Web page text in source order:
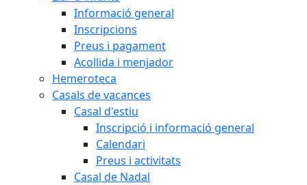
Informació general
Inscripcions
Preus i pagament
Acollida i menjador
Hemeroteca
Casals de vacances
Casal d'estiu
Inscripció i informació general
Calendari
Preus i activitats
Casal de Nadal